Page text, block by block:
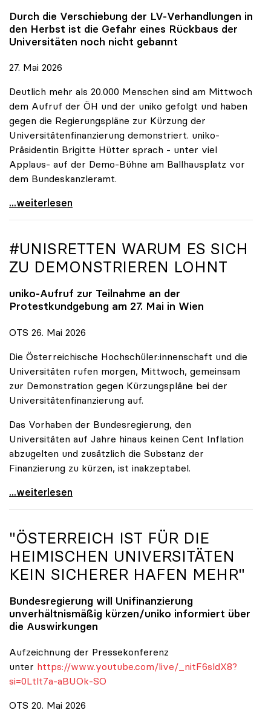
Durch die Verschiebung der LV-Verhandlungen in
den Herbst ist die Gefahr eines Rückbaus der
Universitäten noch nicht gebannt
27. Mai 2026
Deutlich mehr als 20.000 Menschen sind am Mittwoch
dem Aufruf der ÖH und der uniko gefolgt und haben
gegen die Regierungspläne zur Kürzung der
Universitätenfinanzierung demonstriert. uniko-
Präsidentin Brigitte Hütter sprach - unter viel
Applaus- auf der Demo-Bühne am Ballhausplatz vor
dem Bundeskanzleramt.
\"Wir nehmen es nicht hin\": Rede von
...weiterlesen
#UNISRETTEN WARUM ES SICH
ZU DEMONSTRIEREN LOHNT
uniko-Aufruf zur Teilnahme an der
Protestkundgebung am 27. Mai in Wien
OTS 26. Mai 2026
Die Österreichische Hochschüler:innenschaft und die
Universitäten rufen morgen, Mittwoch, gemeinsam
zur Demonstration gegen Kürzungspläne bei der
Universitätenfinanzierung auf.
Das Vorhaben der Bundesregierung, den
Universitäten auf Jahre hinaus keinen Cent Inflation
abzugelten und zusätzlich die Substanz der
Finanzierung zu kürzen, ist inakzeptabel.
#UnisRetten Warum es sich zu demonstrieren lohnt
...weiterlesen
"ÖSTERREICH IST FÜR DIE
HEIMISCHEN UNIVERSITÄTEN
KEIN SICHERER HAFEN MEHR"
Bundesregierung will Unifinanzierung
unverhältnismäßig kürzen/uniko informiert über
die Auswirkungen
Aufzeichnung der Pressekonferenz
unter https://www.youtube.com/live/_nitF6sldX8?
si=0Ltlt7a-aBUOk-SO
OTS 20. Mai 2026